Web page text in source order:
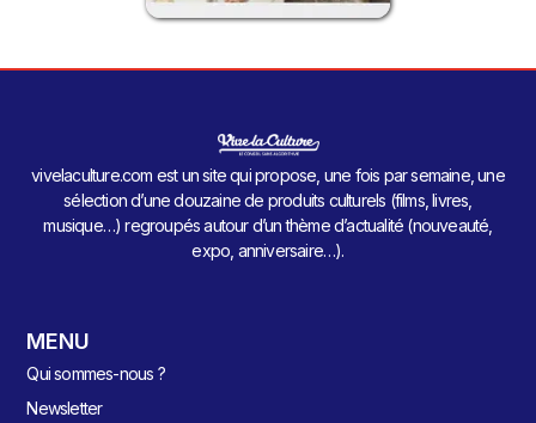
vivelaculture.com est un site qui propose, une fois par semaine, une
sélection d’une douzaine de produits culturels (films, livres,
musique…) regroupés autour d’un thème d’actualité (nouveauté,
expo, anniversaire…).
MENU
Qui sommes-nous ?
Newsletter